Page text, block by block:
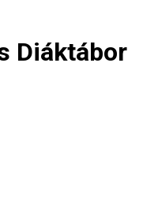
Diáktábor